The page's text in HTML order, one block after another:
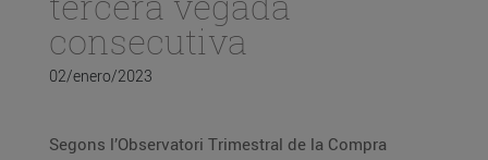
consecutiva
02/enero/2023
Segons l’Observatori Trimestral de la Compra